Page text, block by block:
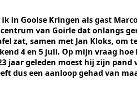
in Goolse Kringen als gast
van Goirle dat onlangs
zat, samen met Jan Kloks, om
4 en 5 juli. Op mijn vraag
jaar geleden moest hij zijn pand
dus een aanloop gehad van